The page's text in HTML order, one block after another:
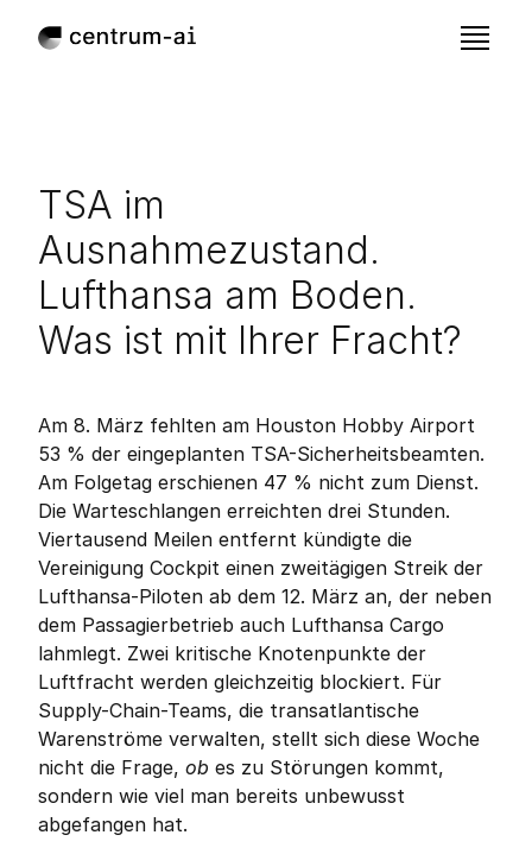
TSA im
Ausnahmezustand.
Lufthansa am Boden.
Was ist mit Ihrer Fracht?
Am 8. März fehlten am Houston Hobby Airport
53 % der eingeplanten TSA-Sicherheitsbeamten.
Am Folgetag erschienen 47 % nicht zum Dienst.
Die Warteschlangen erreichten drei Stunden.
Viertausend Meilen entfernt kündigte die
Vereinigung Cockpit einen zweitägigen Streik der
Lufthansa-Piloten ab dem 12. März an, der neben
dem Passagierbetrieb auch Lufthansa Cargo
lahmlegt. Zwei kritische Knotenpunkte der
Luftfracht werden gleichzeitig blockiert. Für
Supply-Chain-Teams, die transatlantische
Warenströme verwalten, stellt sich diese Woche
nicht die Frage, ob es zu Störungen kommt,
sondern wie viel man bereits unbewusst
abgefangen hat.